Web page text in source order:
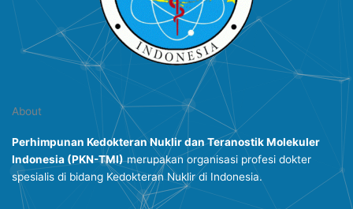
About
Perhimpunan Kedokteran Nuklir dan Teranostik Molekuler
Indonesia (PKN-TMI)merupakan organisasi profesi dokter
spesialis di bidang Kedokteran Nuklir di Indonesia.